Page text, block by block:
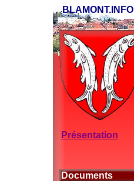
BLAMONT.INFO
Présentation
Documents